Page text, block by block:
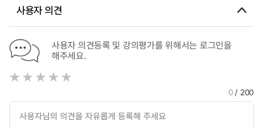
사용자 의견
사용자 의견등록 및 강의평가를 위해서는 로그인을
해주세요.
0/ 200